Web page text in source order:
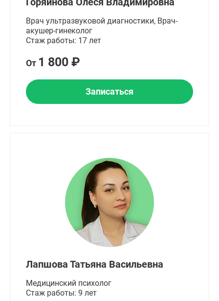
Врач ультразвуковой диагностики, Врач-
акушер-гинеколог
Стаж работы: 17 лет
От 1 800 ₽
Записаться
Лапшова Татьяна Васильевна
Медицинский психолог
Стаж работы: 9 лет